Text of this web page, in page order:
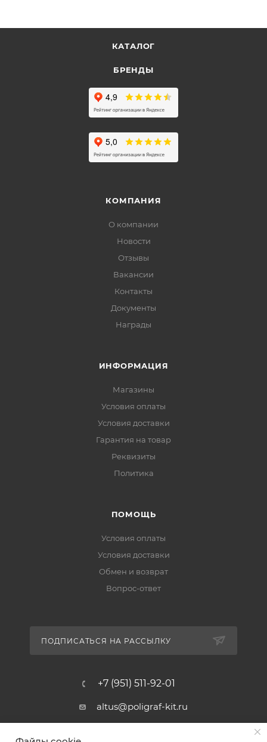
КАТАЛОГ
БРЕНДЫ
КОМПАНИЯ
О компании
Новости
Отзывы
Вакансии
Контакты
Документы
Награды
ИНФОРМАЦИЯ
Магазины
Условия оплаты
Условия доставки
Гарантия на товар
Реквизиты
Политика
ПОМОЩЬ
Условия оплаты
Условия доставки
Обмен и возврат
Вопрос-ответ
ПОДПИСАТЬСЯ НА РАССЫЛКУ
+7 (951) 511-92-01
altus@poligraf-kit.ru